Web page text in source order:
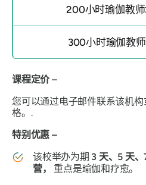
200小时瑜伽教师
300小时瑜伽教师
课程定价 –
您可以通过电子邮件联系该机
格。.
特别优惠 –
该校举办为期 3 天、5 天
营，
重点是瑜伽和疗愈。